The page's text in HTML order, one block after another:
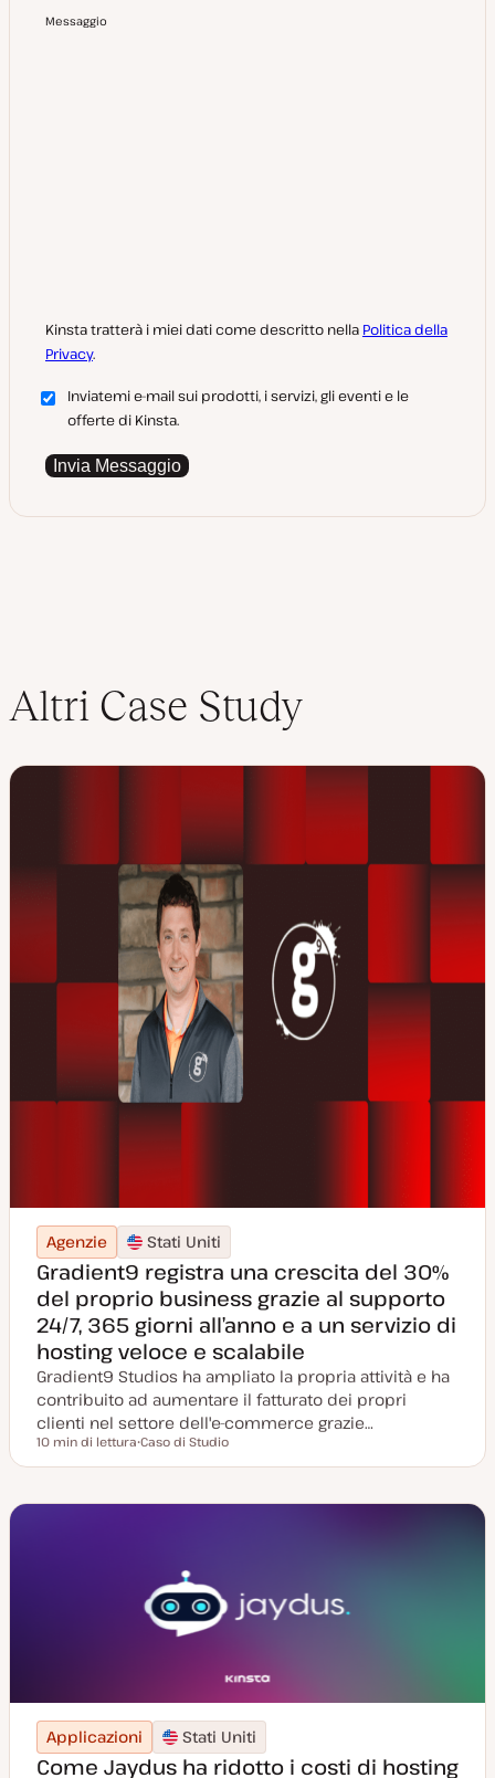
Messaggio
Kinsta tratterà i miei dati come descritto nella Politica della
Privacy.
Inviatemi e-mail sui prodotti, i servizi, gli eventi e le
offerte di Kinsta.
Invia Messaggio
Altri Case Study
Agenzie Stati Uniti
Gradient9 registra una crescita del 30%
del proprio business grazie al supporto
24/7, 365 giorni all’anno e a un servizio di
hosting veloce e scalabile
Gradient9 Studios ha ampliato la propria attività e ha
contribuito ad aumentare il fatturato dei propri
clienti nel settore dell'e-commerce grazie…
Tempo di lettura
10 min di lettura
o
t
Caso di Studio
Applicazioni Stati Uniti
Come Jaydus ha ridotto i costi di hosting